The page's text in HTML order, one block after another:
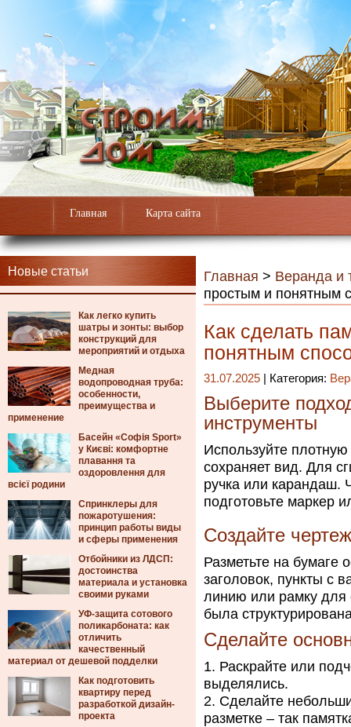
Главная Карта сайта
Новые статьи
Как легко купить
шатры и зонты: выбор
конструкций для
мероприятий и отдыха
Медная
водопроводная труба:
особенности,
преимущества и
применение
Басейн «Софія Sport»
у Києві: комфортне
плавання та
оздоровлення для
всієї родини
Спринклеры для
пожаротушения:
принцип работы виды
и сферы применения
Отбойники из ЛДСП:
достоинства
материала и установка
своими руками
УФ-защита сотового
поликарбоната: как
отличить
качественный
материал от дешевой подделки
Как подготовить
квартиру перед
разработкой дизайн-
проекта
Главная > Веранда и
простым и понятным
Как сделать
понятным
31.07.2025 | Категория:
Выберите
инструменты
Используйте
сохраняет вид. Для
ручка или карандаш.
подготовьте маркер
Создайте
Разметьте на бумаге
заголовок, пункты с
линию или рамку для
была
Сделайте
Раскрайте или
выделялись.
Сделайте
разметке – так